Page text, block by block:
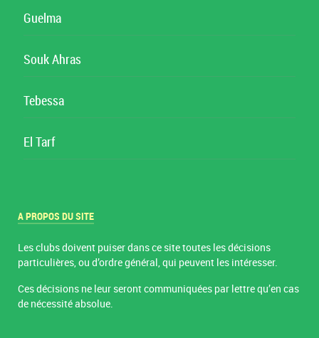
Guelma
Souk Ahras
Tebessa
El Tarf
A PROPOS DU SITE
Les clubs doivent puiser dans ce site toutes les décisions
particulières, ou d’ordre général, qui peuvent les intéresser.
Ces décisions ne leur seront communiquées par lettre qu’en cas
de nécessité absolue.